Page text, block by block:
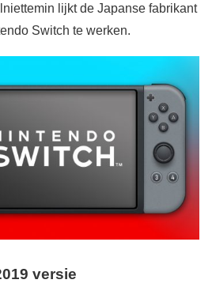
lijkt de Japanse fabrikant
Switch te werken.
versie